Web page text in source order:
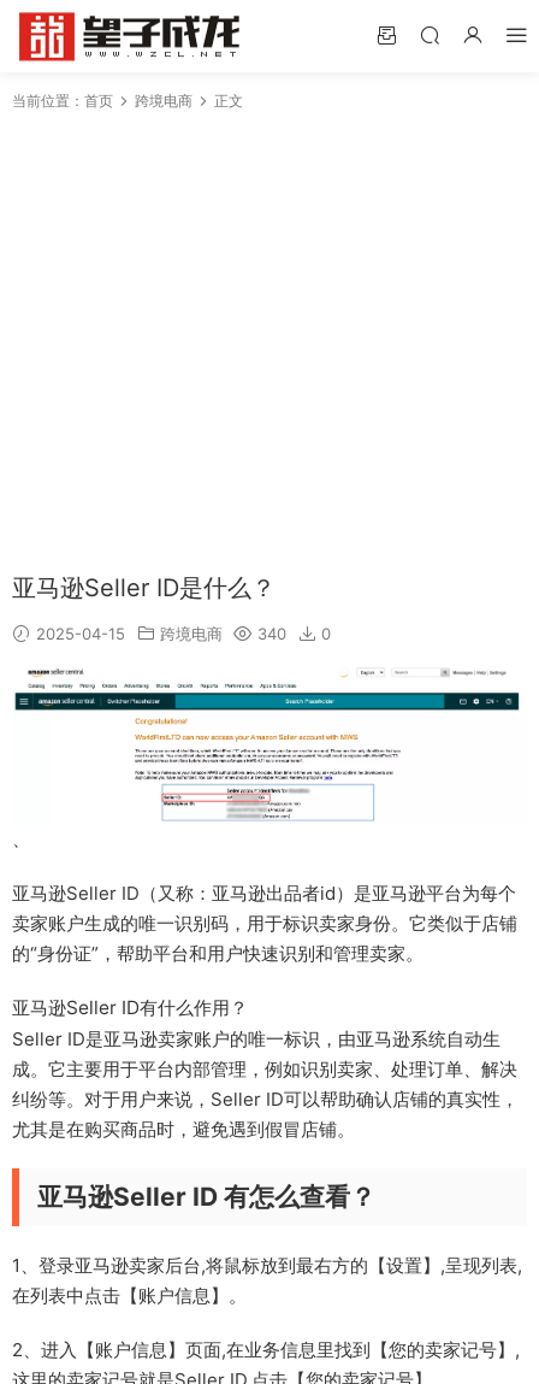
当前位置： 首页 跨境电商 正文
亚马逊Seller ID是什么？
2025-04-15 跨境电商 340 0
、
亚马逊Seller ID（又称：亚马逊出品者id）是亚马逊平台为每个
卖家账户生成的唯一识别码，用于标识卖家身份。它类似于店铺
的“身份证”，帮助平台和用户快速识别和管理卖家。
亚马逊Seller ID有什么作用？
Seller ID是亚马逊卖家账户的唯一标识，由亚马逊系统自动生
成。它主要用于平台内部管理，例如识别卖家、处理订单、解决
纠纷等。对于用户来说，Seller ID可以帮助确认店铺的真实性，
尤其是在购买商品时，避免遇到假冒店铺。
亚马逊Seller ID 有怎么查看？
1、登录亚马逊卖家后台,将鼠标放到最右方的【设置】,呈现列表,
在列表中点击【账户信息】。
2、进入【账户信息】页面,在业务信息里找到【您的卖家记号】,